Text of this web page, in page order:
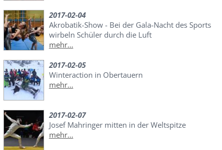
2017-02-04
Akrobatik-Show - Bei der Gala-Nacht des Sports
wirbeln Schüler durch die Luft
mehr...
2017-02-05
Winteraction in Obertauern
mehr...
2017-02-07
Josef Mahringer mitten in der Weltspitze
mehr...